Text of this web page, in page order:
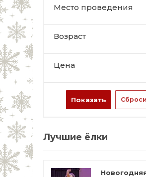
Место проведения
Возраст
Цена
Лучшие ёлки